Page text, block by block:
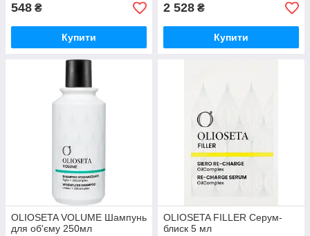
548 ₴
Купити
2 528 ₴
Купити
OLIOSETA VOLUME Шампунь
для об'єму 250мл
OLIOSETA FILLER Серум-
блиск 5 мл